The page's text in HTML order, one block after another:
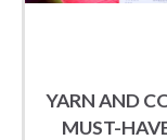
YARN AND
MUST-